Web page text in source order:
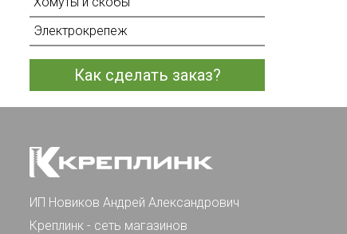
Электрокрепеж
Как сделать заказ?
ИП Новиков Андрей Александрович
Креплинк - сеть магазинов